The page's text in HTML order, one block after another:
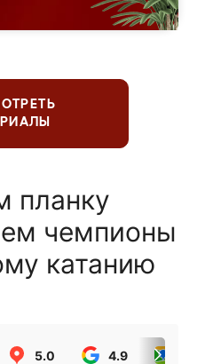
планку
чемпионы
катанию
5.0 4.9